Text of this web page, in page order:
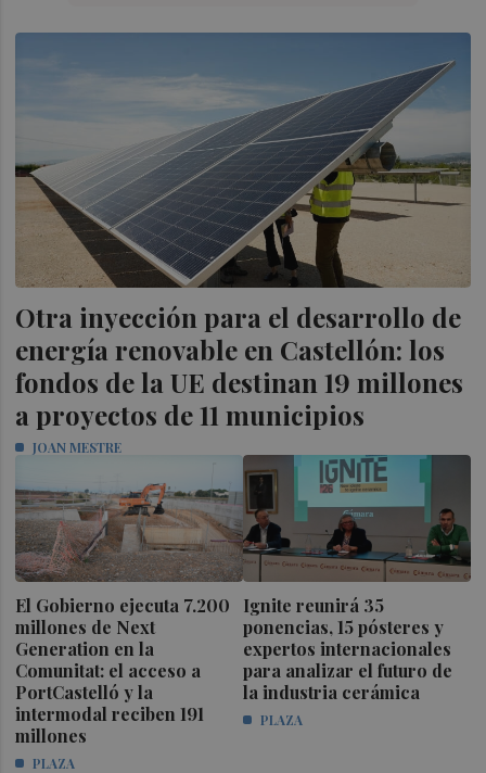
Otra inyección para el desarrollo de
energía renovable en Castellón: los
fondos de la UE destinan 19 millones
a proyectos de 11 municipios
JOAN MESTRE
El Gobierno ejecuta 7.200
millones de Next
Generation en la
Comunitat: el acceso a
PortCastelló y la
intermodal reciben 191
millones
PLAZA
Ignite reunirá 35
ponencias, 15 pósteres y
expertos internacionales
para analizar el futuro de
la industria cerámica
PLAZA